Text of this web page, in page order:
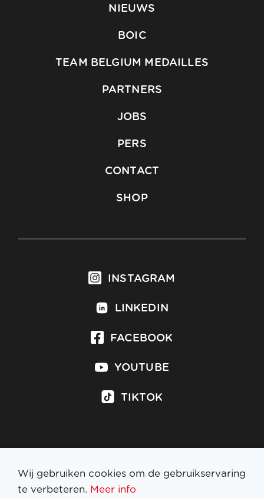
NIEUWS
BOIC
TEAM BELGIUM MEDAILLES
PARTNERS
JOBS
PERS
CONTACT
SHOP
INSTAGRAM
LINKEDIN
FACEBOOK
YOUTUBE
TIKTOK
Inschrijven op nieuwsbrief
Wij gebruiken cookies om de gebruikservaring
te verbeteren. Meer info